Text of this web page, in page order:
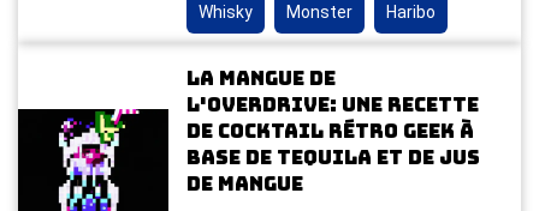
Whisky Monster Haribo
La Mangue de
l'Overdrive: Une Recette
de Cocktail Rétro Geek à
Base de Tequila et de Jus
de Mangue